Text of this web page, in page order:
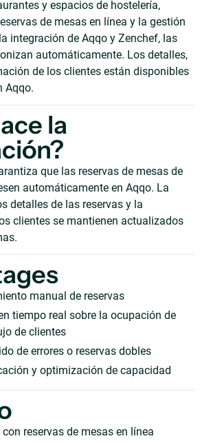
y espacios de hostelería,
de mesas en línea y la gestión
integración de Aqqo y Zenchef, las
automáticamente. Los detalles,
de los clientes están disponibles
Aqqo.
la
que las reservas de mesas de
automáticamente en Aqqo. La
detalles de las reservas y la
clientes se mantienen actualizados
manual de reservas
tiempo real sobre la ocupación de
de clientes
de errores o reservas dobles
y optimización de capacidad
reservas de mesas en línea